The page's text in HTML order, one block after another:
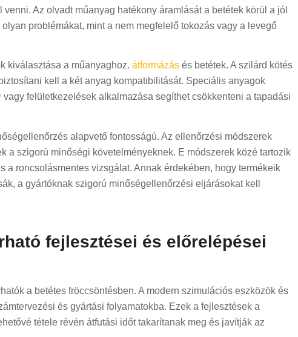
Az olvadt műanyag hatékony áramlását a betétek körül a jól
problémákat, mint a nem megfelelő tokozás vagy a levegő
kiválasztása a műanyaghoz. átformázás és betétek. A szilárd kötés
kell a két anyag kompatibilitását. Speciális anyagok
vagy felületkezelések alkalmazása segíthet csökkenteni a tapadási
alapvető fontosságú. Az ellenőrzési módszerek
a szigorú minőségi követelményeknek. E módszerek közé tartozik
a roncsolásmentes vizsgálat. Annak érdekében, hogy termékeik
a gyártóknak szigorú minőségellenőrzési eljárásokat kell
fejlesztései és előrelépései
a betétes fröccsöntésben. A modern szimulációs eszközök és
és gyártási folyamatokba. Ezek a fejlesztések a
tétele révén átfutási időt takarítanak meg és javítják az